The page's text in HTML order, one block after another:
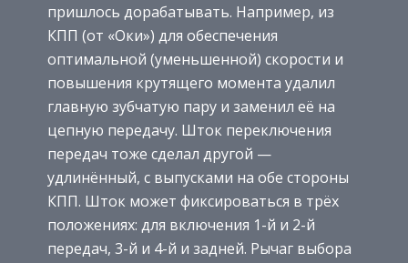
пришлось дорабатывать. Например, из
КПП (от «Оки») для обеспечения
оптимальной (уменьшенной) скорости и
повышения крутящего момента удалил
главную зубчатую пару и заменил её на
цепную передачу. Шток переключения
передач тоже сделал другой —
удлинённый, с выпусками на обе стороны
КПП. Шток может фиксироваться в трёх
положениях: для включения 1-й и 2-й
передач, 3-й и 4-й и задней. Рычаг выбора